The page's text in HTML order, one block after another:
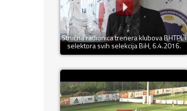
Stručna radionica trenera klubova BHTPL i
selektora svih selekcija BiH, 6.4.2016.